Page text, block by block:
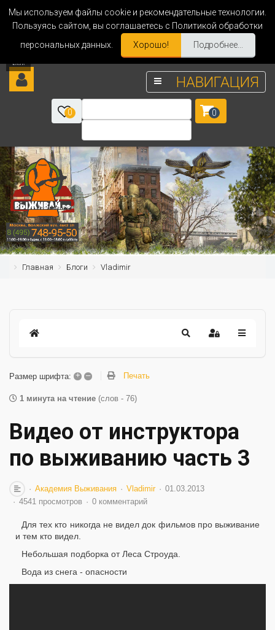
Мы используем файлы cookie и рекомендательные технологии.
Пользуясь сайтом, вы соглашаетесь с Политикой обработки
персональных данных.
Хорошо! Подробнее...
НАВИГАЦИЯ
0 0
Главная Блоги Vladimir
Размер шрифта: + – Печать
1 минута на чтение (слов - 76)
Видео от инструктора
по выживанию часть 3
Академия Выживания Vladimir
01.03.2013
4541 просмотров
0 комментарий
Для тех кто никогда не видел док фильмов про выживание
и тем кто видел.
Небольшая подборка от Леса Строуда.
Вода из снега - опасности